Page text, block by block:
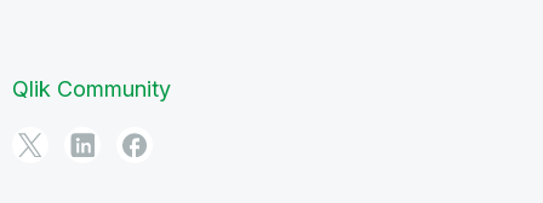
Qlik Community